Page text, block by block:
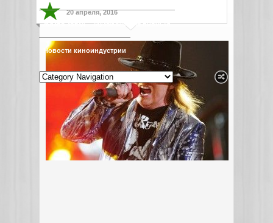
Жизнь звезд Музыкальные новости
Новости киноиндустрии
20 апреля, 2016